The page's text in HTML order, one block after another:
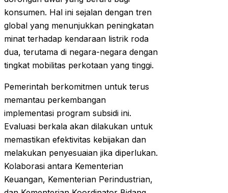
konsumen. Hal ini sejalan dengan tren
global yang menunjukkan peningkatan
minat terhadap kendaraan listrik roda
dua, terutama di negara-negara dengan
tingkat mobilitas perkotaan yang tinggi.
Pemerintah berkomitmen untuk terus
memantau perkembangan
implementasi program subsidi ini.
Evaluasi berkala akan dilakukan untuk
memastikan efektivitas kebijakan dan
melakukan penyesuaian jika diperlukan.
Kolaborasi antara Kementerian
Keuangan, Kementerian Perindustrian,